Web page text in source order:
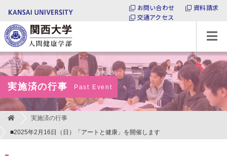
お問い合わせ
資料請求
交通アクセス
実施済の行事 Past Event
実施済の行事
■2025年2月16日（日）「アートと健康」を開催します